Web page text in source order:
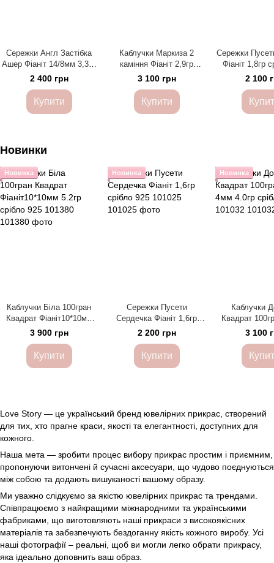
Сережки Англ Застібка
Ашер Фіаніт 14/8мм 3,3гр
срібло 925 101021
2 400 грн
Купити
Каблучки Маркиза 2
каміння Фіаніт 2,9гр
срібло 925 101014
3 100 грн
Купити
Сережки
Фіаніт 1,8гр
2 100
Новинки
Новинка
Каблучки Біла 100гран
Квадрат Фіаніт10*10мм
5.2гр срібло 925 101380
3 900 грн
Купити
Новинка
Сережки Пусети
Сердечка Фіаніт 1,6гр
срібло 925 101025
2 200 грн
Купити
Новинка
Каблучки
Квадрат
4мм 4.0гр
3 100
Love Story — це український бренд ювелірних прикрас, створений
для тих, хто прагне краси, якості та елегантності, доступних для
кожного.
Наша мета — зробити процес вибору прикрас простим і приємним,
пропонуючи витончені й сучасні аксесуари, що чудово поєднуються
між собою та додають вишуканості вашому образу.
Ми уважно слідкуємо за якістю ювелірних прикрас та трендами.
Співпрацюємо з найкращими міжнародними та українськими
фабриками, що виготовляють наші прикраси з високоякісних
матеріалів та забезпечують бездоганну якість кожного виробу. Усі
наші фотографії – реальні, щоб ви могли легко обрати прикрасу,
яка ідеально доповнить ваш образ.